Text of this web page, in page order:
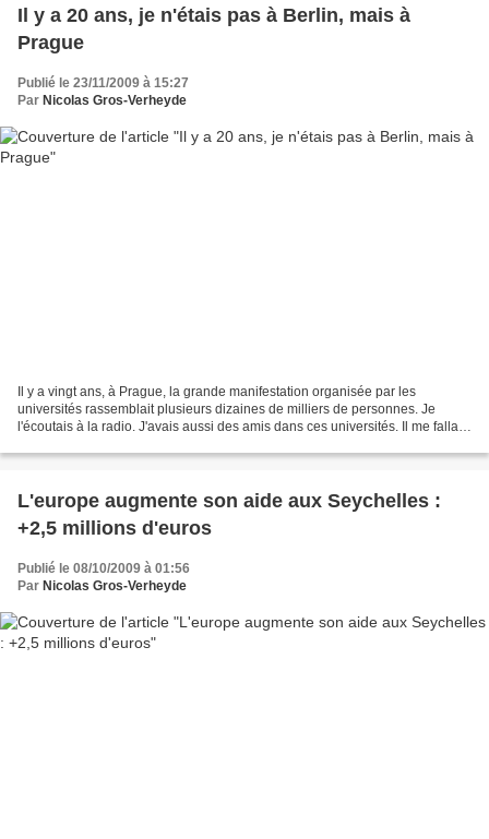
Il y a 20 ans, je n'étais pas à Berlin, mais à
Prague
Publié le 23/11/2009 à 15:27
Par Nicolas Gros-Verheyde
Il y a vingt ans, à Prague, la grande manifestation organisée par les
universités rassemblait plusieurs dizaines de milliers de personnes. Je
l'écoutais à la radio. J'avais aussi des amis dans ces universités. Il me fallait
L'europe augmente son aide aux Seychelles :
+2,5 millions d'euros
Publié le 08/10/2009 à 01:56
Par Nicolas Gros-Verheyde